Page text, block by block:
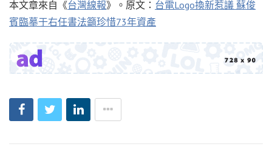
本文章來自《台灣線報》。原文： 台電Logo換新惹議 蘇俊
賓臨摹于右任書法籲珍惜73年資產